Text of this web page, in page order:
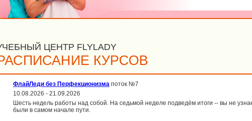
ЦЕНТР FLYLADY
КУРСОВ
ФлайЛеди без Перфекционизма поток №7
10.08.2026 - 21.09.2026
Шесть недель работы над собой. На седьмой неделе подведём итоги -- вы не
были в самом начале пути.